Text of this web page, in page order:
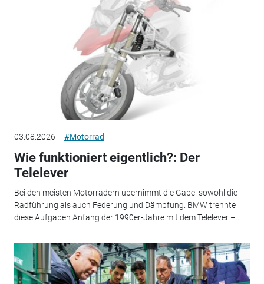
03.08.2026 #Motorrad
Wie funktioniert eigentlich?: Der
Telelever
Bei den meisten Motorrädern übernimmt die Gabel sowohl die
Radführung als auch Federung und Dämpfung. BMW trennte
diese Aufgaben Anfang der 1990er-Jahre mit dem Telelever –...